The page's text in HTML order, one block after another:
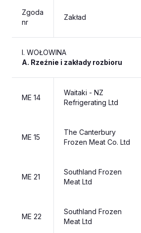
Zgoda
nr
Zakład
I. WOŁOWINA
A. Rzeźnie i zakłady rozbioru
ME 14
Waitaki - NZ
Refrigerating Ltd
ME 15
The Canterbury
Frozen Meat Co. Ltd
ME 21
Southland Frozen
Meat Ltd
ME 22
Southland Frozen
Meat Ltd